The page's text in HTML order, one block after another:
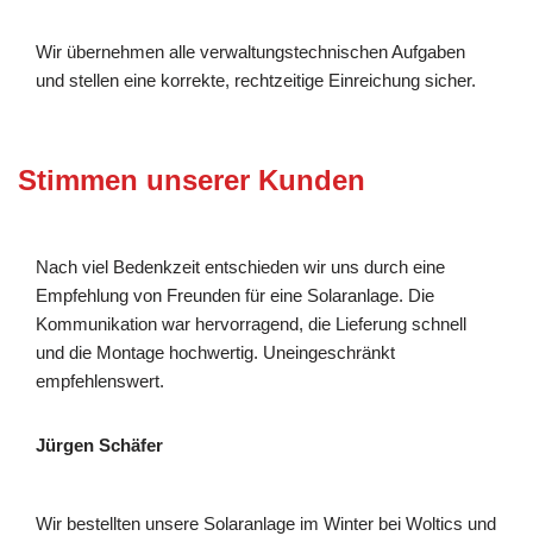
Wir übernehmen alle verwaltungstechnischen Aufgaben
und stellen eine korrekte, rechtzeitige Einreichung sicher.
Stimmen unserer Kunden
Nach viel Bedenkzeit entschieden wir uns durch eine
Empfehlung von Freunden für eine Solaranlage. Die
Kommunikation war hervorragend, die Lieferung schnell
und die Montage hochwertig. Uneingeschränkt
empfehlenswert.
Jürgen Schäfer
Wir bestellten unsere Solaranlage im Winter bei Woltics und